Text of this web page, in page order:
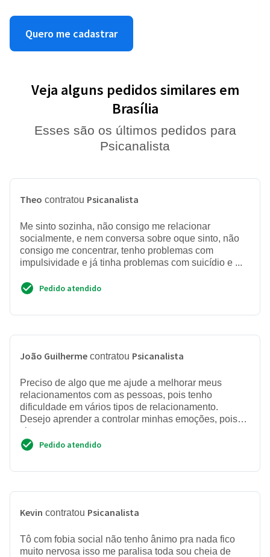
Quero me cadastrar
Veja alguns pedidos similares em
Brasília
Esses são os últimos pedidos para
Psicanalista
Theo contratou Psicanalista
Me sinto sozinha, não consigo me relacionar
socialmente, e nem conversa sobre oque sinto, não
consigo me concentrar, tenho problemas com
impulsividade e já tinha problemas com suicídio e ...
Pedido atendido
João Guilherme contratou Psicanalista
Preciso de algo que me ajude a melhorar meus
relacionamentos com as pessoas, pois tenho
dificuldade em vários tipos de relacionamento.
Desejo aprender a controlar minhas emoções, pois
cho...
Pedido atendido
Kevin contratou Psicanalista
Tô com fobia social não tenho ânimo pra nada fico
muito nervosa isso me paralisa toda sou cheia de